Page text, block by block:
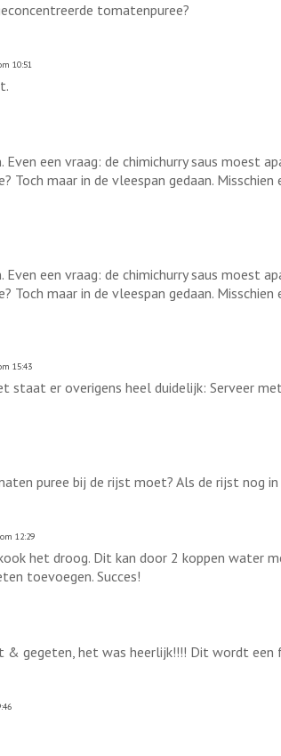
tomatenpuree?
10:51
Even een vraag: de chimichurry saus
Toch maar in de vleespan gedaan.
Even een vraag: de chimichurry saus
Toch maar in de vleespan gedaan.
15:43
staat er overigens heel duidelijk: Serveer
puree bij de rijst moet? Als de rijst nog
12:29
het droog. Dit kan door 2 koppen water
toevoegen. Succes!
& gegeten, het was heerlijk!!!! Dit wordt